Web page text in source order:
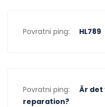
Povratni ping: HL789
Povratni ping:
Är det
reparation?